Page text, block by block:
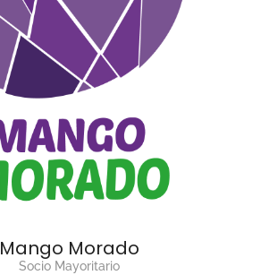
Mango Morado
Socio Mayoritario